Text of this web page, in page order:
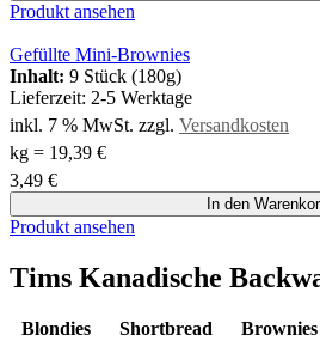
Produkt ansehen
Gefüllte Mini-Brownies
Inhalt: 9 Stück (180g)
Lieferzeit: 2-5 Werktage
inkl. 7 % MwSt. zzgl. Versandkosten
kg = 19,39 €
3,49 €
In den
Produkt ansehen
Tims Kanadische
Blondies Shortbread Brownies